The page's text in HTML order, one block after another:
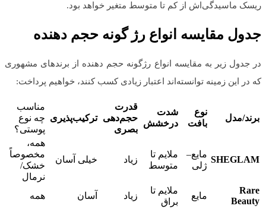
ریسک ماسیدگی‌اش از کم تا متوسط متغیر خواهد بود.
جدول مقایسه انواع رژ گونه حجم دهنده
در جدول زیر به مقایسه انواع رژگونه حجم دهنده از برندهای مشهوری
که در این زمینه توانسته‌اند اعتبار زیادی کسب کنند، خواهیم پرداخت:
برند/مدل
نوع
بافت
شدت
درخشش
قدرت
حجم‌دهی
بصری
ترکیب‌پذیری
مناسب
چه نوع
پوستی؟
SHEGLAM
مایع–
ژلی
ملایم تا
متوسط
زیاد خیلی آسان
همه،
مخصوصاً
خشک/
نرمال
Rare
Beauty
مایع
ملایم تا
براق
زیاد آسان همه